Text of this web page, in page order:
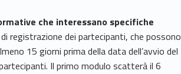
che interessano specifiche
registrazione dei partecipanti, che possono
15 giorni prima della data dell’avvio del
Il primo modulo scatterà il 6